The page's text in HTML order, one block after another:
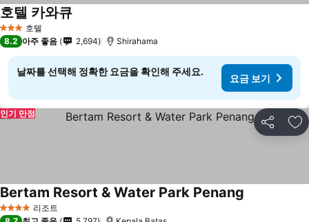
3 성급 호텔
호텔 카와큐
8.2 아주 좋음 2,694 Shirahama
날짜를 선택해 정확한 요금을 확인해 주세요.
요금 보기
공유 즐
인기 만점
4 성급 리조트
Bertam Resort & Water Park Penang